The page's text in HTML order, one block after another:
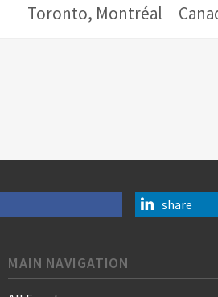
Toronto, Montréal
share
MAIN NAVIGATION